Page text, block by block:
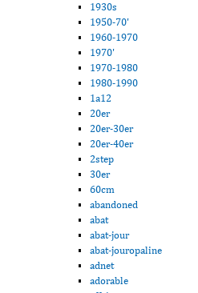
1930s
1950-70'
1960-1970
1970'
1970-1980
1980-1990
1a12
20er
20er-30er
20er-40er
2step
30er
60cm
abandoned
abat
abat-jour
abat-jouropaline
adnet
adorable